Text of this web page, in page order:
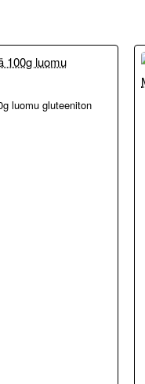
luomu gluteeniton